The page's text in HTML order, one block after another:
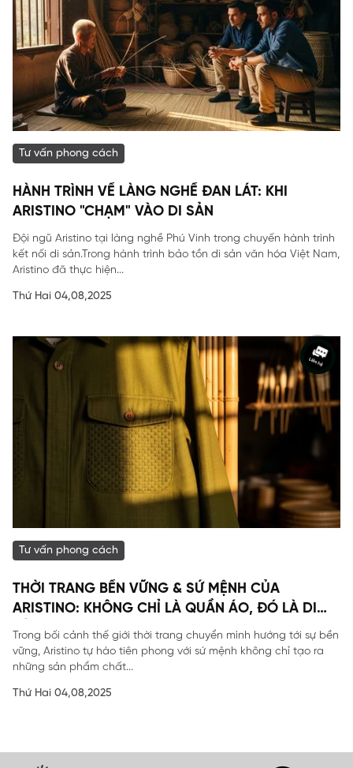
Tư vấn phong cách
HÀNH TRÌNH VỀ LÀNG NGHỀ ĐAN LÁT: KHI
ARISTINO "CHẠM" VÀO DI SẢN
Đội ngũ Aristino tại làng nghề Phú Vinh trong chuyến hành trình
kết nối di sản.Trong hành trình bảo tồn di sản văn hóa Việt Nam,
Aristino đã thực hiện...
Thứ Hai 04,08,2025
Tư vấn phong cách
THỜI TRANG BỀN VỮNG & SỨ MỆNH CỦA
ARISTINO: KHÔNG CHỈ LÀ QUẦN ÁO, ĐÓ LÀ DI
SẢN
Trong bối cảnh thế giới thời trang chuyển mình hướng tới sự bền
vững, Aristino tự hào tiên phong với sứ mệnh không chỉ tạo ra
những sản phẩm chất...
Thứ Hai 04,08,2025